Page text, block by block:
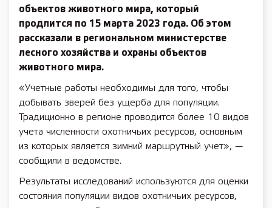
объектов животного мира, который
продлится по 15 марта 2023 года. Об этом
рассказали в региональном министерстве
лесного хозяйства и охраны объектов
животного мира.
«Учетные работы необходимы для того, чтобы
добывать зверей без ущерба для популяции.
Традиционно в регионе проводится более 10 видов
учета численности охотничьих ресурсов, основным
из которых является зимний маршрутный учет», —
сообщили в ведомстве.
Результаты исследований используются для оценки
состояния популяции видов охотничьих ресурсов,